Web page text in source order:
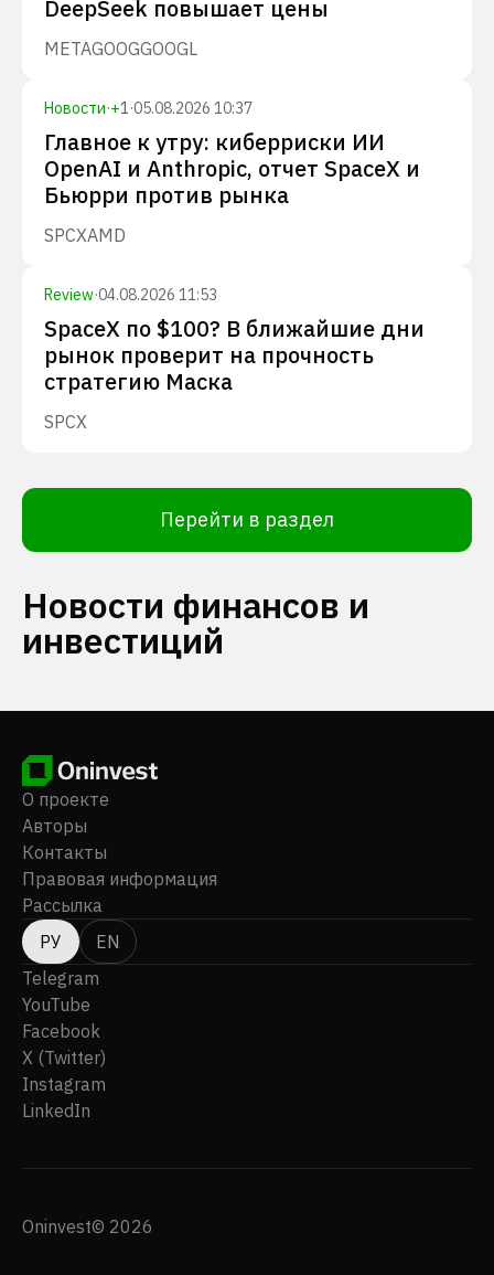
DeepSeek повышает цены
METAGOOGGOOGL
Новости·+1·05.08.2026 10:37
Главное к утру: киберриски ИИ
OpenAI и Anthropic, отчет SpaceX и
Бьюрри против рынка
SPCXAMD
Review·04.08.2026 11:53
SpaceX по $100? В ближайшие дни
рынок проверит на прочность
стратегию Маска
SPCX
Перейти в раздел
Новости финансов и
инвестиций
О проекте
Авторы
Контакты
Правовая информация
Рассылка
РУ
EN
Telegram
YouTube
Facebook
X (Twitter)
Instagram
LinkedIn
Oninvest© 2026